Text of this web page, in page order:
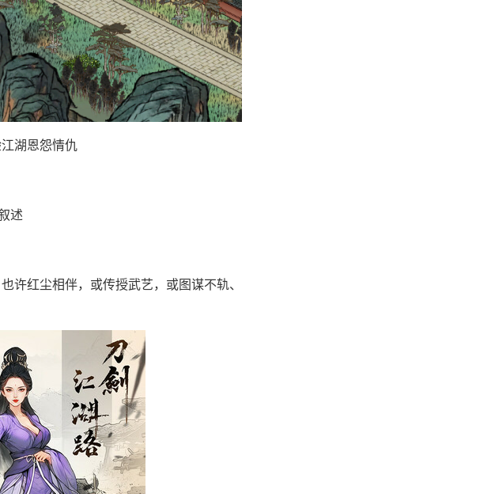
湖恩怨情仇
述
红尘相伴，或传授武艺，或图谋不轨、